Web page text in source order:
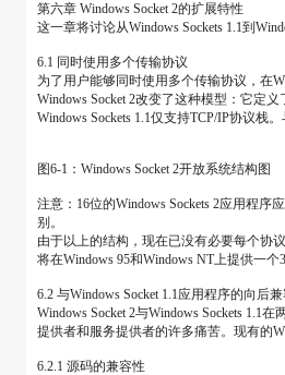
第六章 Windows Socket 2的扩展特性
这一章将讨论从Windows Sockets 1.1到
6.1 同时使用多个传输协议
为了用户能够同时使用多个传输协议，在
Windows Socket 2改变了这种模型：它定
Windows Sockets 1.1仅支持TCP/IP协议栈
图6-1：Windows Socket 2开放系统结构图
注意：16位的Windows Sockets 2应用程
别。
由于以上的结构，现在已没有必要每个协
将在Windows 95和Windows NT上提供一
6.2 与Windows Socket 1.1应用程序的向后
Windows Socket 2与Windows Sockets 1.1
提供者和服务提供者的许多痛苦。现有的
6.2.1 源码的兼容性